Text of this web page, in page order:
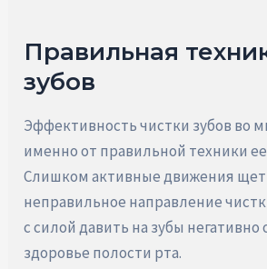
Правильная
зубов
Эффективность чистки зубов во
именно от правильной техники
Слишком активные движения
неправильное направление
с силой давить на зубы
здоровье полости рта.